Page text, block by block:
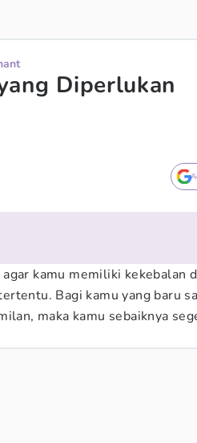
Diperlukan
kamu memiliki kekebalan
Bagi kamu yang baru
maka kamu sebaiknya